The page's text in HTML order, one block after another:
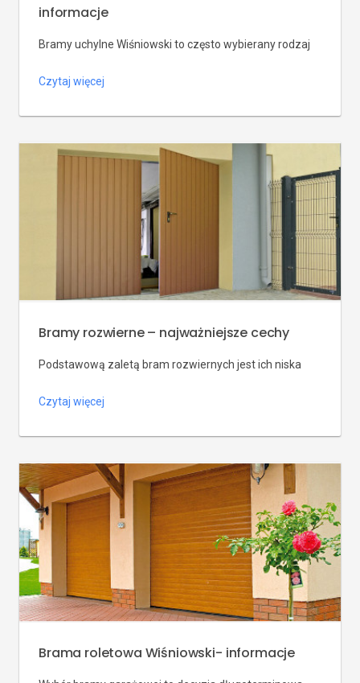
informacje
Bramy uchylne Wiśniowski to często wybierany rodzaj
bramy podnoszone. Ich otwieranie polega na ręcznym
garażu. W związku z tym, do jej otworzenia potrzeba
wolnego miejsca na podjeździe. Dlatego samochód
Czytaj więcej
Bramy rozwierne – najważniejsze cechy
Podstawową zaletą bram rozwiernych jest ich niska
garażowymi. Ich konstrukcja jest trwała, stabilna i
gdyż nie mają napędu oraz do ich otwierania konieczna
jest duża ilość wolnego miejsca na podjeździe. Wynika
to z ich […]
Czytaj więcej
Brama roletowa Wiśniowski- informacje